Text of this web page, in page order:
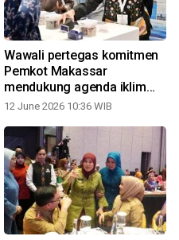
Wawali pertegas komitmen
Pemkot Makassar
mendukung agenda iklim
nasional
12 June 2026 10:36 WIB